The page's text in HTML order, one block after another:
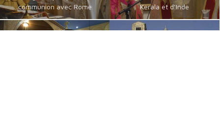
communion avec Rome
Kerala et d’Inde